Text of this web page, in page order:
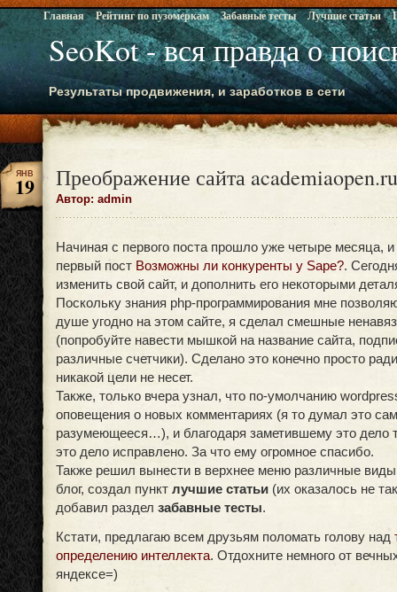
SeoKot - вся правда о
Результаты продвижения, и заработков в сети
Главная Рейтинг по пузомеркам Забавные тесты Лучшие статьи
Преображение сайта academiaopen.ru
Автор: admin
ЯНВ
19
Начиная с первого поста прошло уже четыре месяца,
первый пост Возможны ли конкуренты у Sape?.
изменить свой сайт, и дополнить его некоторыми
Поскольку знания php-программирования мне
душе угодно на этом сайте, я сделал смешные
(попробуйте навести мышкой на название сайта,
различные счетчики). Сделано это конечно просто
никакой цели не несет.
Также, только вчера узнал, что по-умолчанию
оповещения о новых комментариях (я то думал это
разумеющееся…), и благодаря заметившему это дело
это дело исправлено. За что ему огромное спасибо.
Также решил вынести в верхнее меню различные
блог, создал пункт лучшие статьи (их оказалось не
добавил раздел забавные тесты.
Кстати, предлагаю всем друзьям поломать голову над
определению интеллекта. Отдохните немного от
яндексе=)